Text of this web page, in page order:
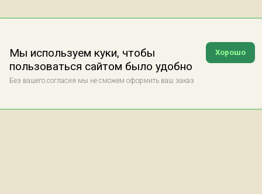
Хорошо
Мы используем куки, чтобы
пользоваться сайтом было удобно
Без вашего согласия мы не сможем оформить ваш заказ